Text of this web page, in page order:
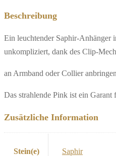
Beschreibung
Ein leuchtender Saphir-Anhänger
unkompliziert, dank des Clip-
an Armband oder Collier
Das strahlende Pink ist ein Garant
Zusätzliche Information
Stein(e) Saphir